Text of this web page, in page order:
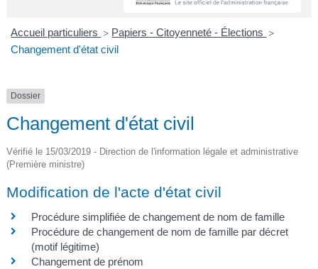
Accueil particuliers > Papiers - Citoyenneté - Élections >
Changement d'état civil
Dossier
Changement d'état civil
Vérifié le 15/03/2019 - Direction de l'information légale et administrative
(Première ministre)
Modification de l'acte d'état civil
Procédure simplifiée de changement de nom de famille
Procédure de changement de nom de famille par décret
(motif légitime)
Changement de prénom